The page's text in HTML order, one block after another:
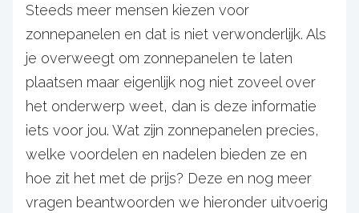
Steeds meer mensen kiezen voor
zonnepanelen en dat is niet verwonderlijk. Als
je overweegt om zonnepanelen te laten
plaatsen maar eigenlijk nog niet zoveel over
het onderwerp weet, dan is deze informatie
iets voor jou. Wat zijn zonnepanelen precies,
welke voordelen en nadelen bieden ze en
hoe zit het met de prijs? Deze en nog meer
vragen beantwoorden we hieronder uitvoerig